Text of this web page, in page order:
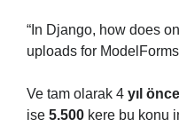
“In Django, how does
uploads for
Ve tam olarak 4 yıl önce
ise 5.500 kere bu konu